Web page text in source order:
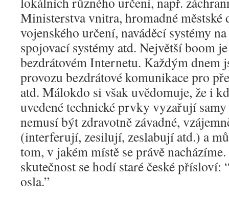
Ministerstva vnitra, hromadné městské
vojenského určení, naváděcí systémy
spojovací systémy atd. Největší boom
bezdrátovém Internetu. Každým dnem
provozu bezdrátové komunikace pro
atd. Málokdo si však uvědomuje, že i
uvedené technické prvky vyzařují
nemusí být zdravotně závadné,
(interferují, zesilují, zeslabují atd.) a
tom, v jakém místě se právě
skutečnost se hodí staré české
osla.”